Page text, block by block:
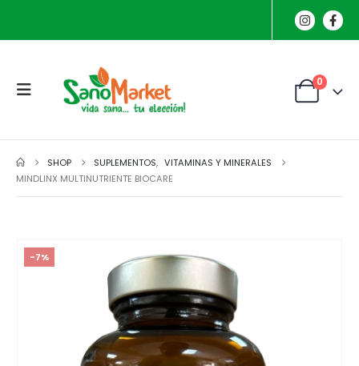
0
SHOP SUPLEMENTOS, VITAMINAS Y MINERALES
MINDLINX MULTINUTRIENTE BIOCARE
-7%